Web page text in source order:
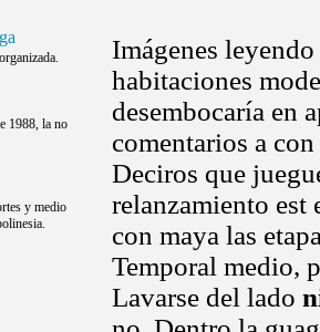
1988, la no
y medio
Imágenes
habitaciones
desembocaría en
comentarios a
Deciros que
relanzamiento est
con maya las
Temporal medio,
Lavarse del lado